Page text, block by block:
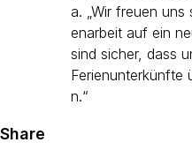
a. „Wir freuen
enarbeit auf ein
sind sicher, dass
Ferienunterkünfte
n.“
Share